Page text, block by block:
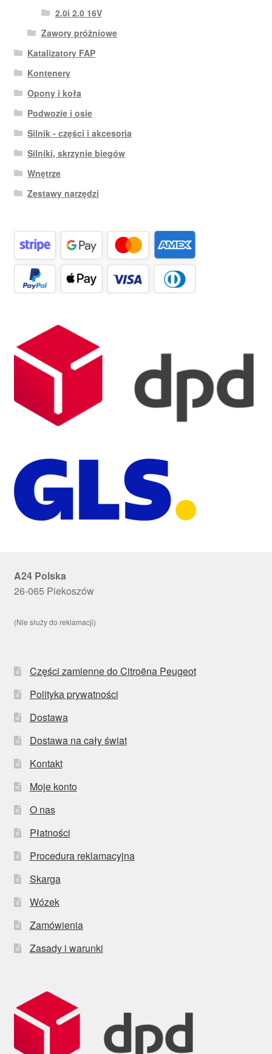
2.0i 2.0 16V
Zawory próżniowe
Katalizatory FAP
Kontenery
Opony i koła
Podwozie i osie
Silnik - części i akcesoria
Silniki, skrzynie biegów
Wnętrze
Zestawy narzędzi
A24 Polska
26-065 Piekoszów
(Nie służy do reklamacji)
Części zamienne do Citroëna Peugeot
Polityka prywatności
Dostawa
Dostawa na cały świat
Kontakt
Moje konto
O nas
Płatności
Procedura reklamacyjna
Skarga
Wózek
Zamówienia
Zasady i warunki